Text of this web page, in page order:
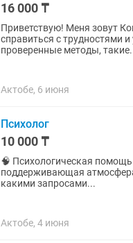
16 000 ₸
Приветствую! Меня зовут
справиться с трудностями
проверенные методы,
Актобе, 6 июня
Психолог
10 000 ₸
🧠 Психологическая помощь | Онлайн • Индивидуальные консультации
поддерживающая атмосфера
какими запросами...
Актобе, 4 июня